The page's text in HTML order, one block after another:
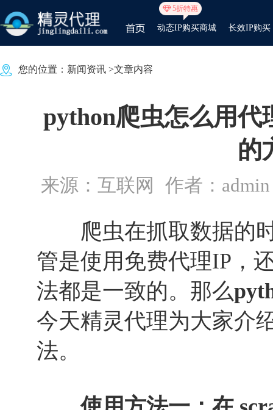
5折特惠
动态IP购买商城 长效IP购买
您的位置： 新闻资讯 >文章内容
python爬虫怎么用
的
来源：互联网 作者：admin
爬虫在抓取数据的时
管是使用免费代理IP，
法都是一致的。那么
今天精灵代理为大家介
法。